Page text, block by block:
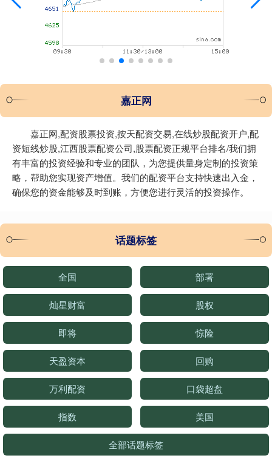
嘉正网
嘉正网,配资股票投资,按天配资交易,在线炒股配资开户,配
资短线炒股,江西股票配资公司,股票配资正规平台排名/我们拥
有丰富的投资经验和专业的团队，为您提供量身定制的投资策
略，帮助您实现资产增值。我们的配资平台支持快速出入金，
确保您的资金能够及时到账，方便您进行灵活的投资操作。
话题标签
全国 部署
灿星财富 股权
即将 惊险
天盈资本 回购
万利配资 口袋超盘
指数 美国
全部话题标签